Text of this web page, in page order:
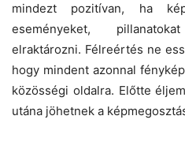
mindezt pozitívan, ha
eseményeket,
elraktározni. Félreértés ne
hogy mindent azonnal
közösségi oldalra. Előtte
utána jöhetnek a